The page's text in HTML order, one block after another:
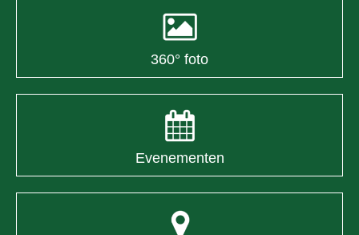
360° foto
Evenementen